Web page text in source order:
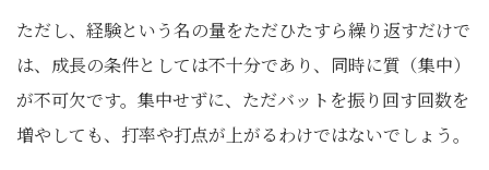
ただし、経験という名の量をただひたすら繰り返すだけで
は、成長の条件としては不十分であり、同時に質（集中）
が不可欠です。集中せずに、ただバットを振り回す回数を
増やしても、打率や打点が上がるわけではないでしょう。